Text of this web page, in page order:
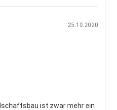
25.10.2020
ist zwar mehr ein